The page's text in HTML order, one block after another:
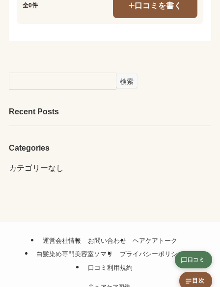
全0件 口コミを書く
検索
Recent Posts
Categories
カテゴリーなし
運営会社情報 お問い合わせ
ヘアケアトーク
白髪染め専門美容室ソマリ
プライバシーポリシー
口コミ利用規約
口コミ
目次